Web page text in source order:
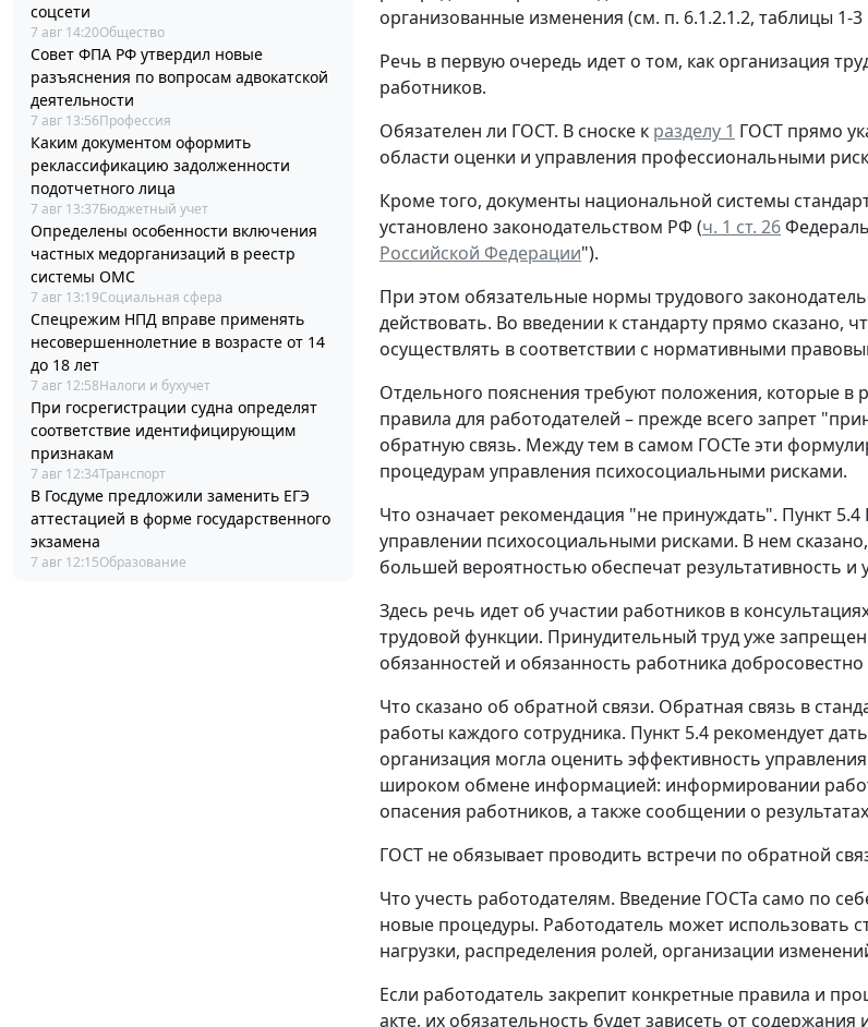
соцсети
7 авг 14:20Общество
Совет ФПА РФ утвердил новые
разъяснения по вопросам адвокатской
деятельности
7 авг 13:56Профессия
Каким документом оформить
реклассификацию задолженности
подотчетного лица
7 авг 13:37Бюджетный учет
Определены особенности включения
частных медорганизаций в реестр
системы ОМС
7 авг 13:19Социальная сфера
Спецрежим НПД вправе применять
несовершеннолетние в возрасте от 14
до 18 лет
7 авг 12:58Налоги и бухучет
При госрегистрации судна определят
соответствие идентифицирующим
признакам
7 авг 12:34Транспорт
В Госдуме предложили заменить ЕГЭ
аттестацией в форме государственного
экзамена
7 авг 12:15Образование
организованные изменения (см. п. 6.1.2.1.2, таблицы 1-3
Речь в первую очередь идет о том, как организация
работников.
Обязателен ли ГОСТ. В сноске к разделу 1 ГОСТ прямо
области оценки и управления профессиональными
Кроме того, документы национальной системы
установлено законодательством РФ (ч. 1 ст. 26
Российской Федерации").
При этом обязательные нормы трудового
действовать. Во введении к стандарту прямо
осуществлять в соответствии с нормативными
Отдельного пояснения требуют положения, которые в
правила для работодателей – прежде всего запрет
обратную связь. Между тем в самом ГОСТе эти
процедурам управления психосоциальными рисками.
Что означает рекомендация "не принуждать". Пункт
управлении психосоциальными рисками. В нем
большей вероятностью обеспечат результативность и
Здесь речь идет об участии работников в
трудовой функции. Принудительный труд уже запрещен
обязанностей и обязанность работника
Что сказано об обратной связи. Обратная связь в
работы каждого сотрудника. Пункт 5.4 рекомендует
организация могла оценить эффективность
широком обмене информацией: информировании
опасения работников, а также сообщении о
ГОСТ не обязывает проводить встречи по обратной
Что учесть работодателям. Введение ГОСТа само по
новые процедуры. Работодатель может использовать
нагрузки, распределения ролей, организации
Если работодатель закрепит конкретные правила и
акте, их обязательность будет зависеть от